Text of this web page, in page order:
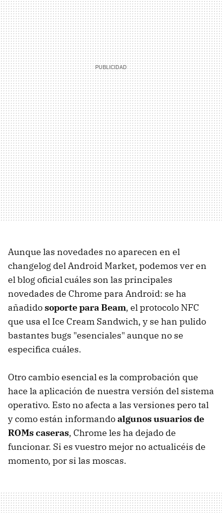
Aunque las novedades no aparecen en el
changelog del Android Market, podemos ver en
el blog oficial cuáles son las principales
novedades de Chrome para Android: se ha
añadidosoporte para Beam, el protocolo NFC
que usa el Ice Cream Sandwich, y se han pulido
bastantes bugs "esenciales" aunque no se
especifica cuáles.
Otro cambio esencial es la comprobación que
hace la aplicación de nuestra versión del sistema
operativo. Esto no afecta a las versiones pero tal
y como están informandoalgunos usuarios de
ROMs caseras, Chrome les ha dejado de
funcionar. Si es vuestro mejor no actualicéis de
momento, por si las moscas.